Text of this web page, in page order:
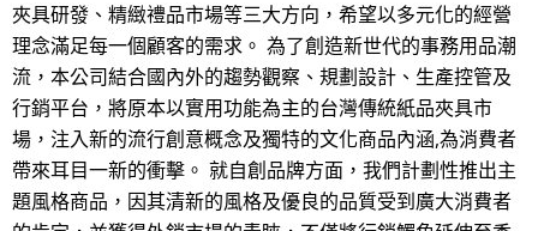
夾具研發、精緻禮品市場等三大方向，希望以多元化的經營
理念滿足每一個顧客的需求。 為了創造新世代的事務用品潮
流，本公司結合國內外的趨勢觀察、規劃設計、生產控管及
行銷平台，將原本以實用功能為主的台灣傳統紙品夾具市
場，注入新的流行創意概念及獨特的文化商品內涵,為消費者
帶來耳目一新的衝擊。 就自創品牌方面，我們計劃性推出主
題風格商品，因其清新的風格及優良的品質受到廣大消費者